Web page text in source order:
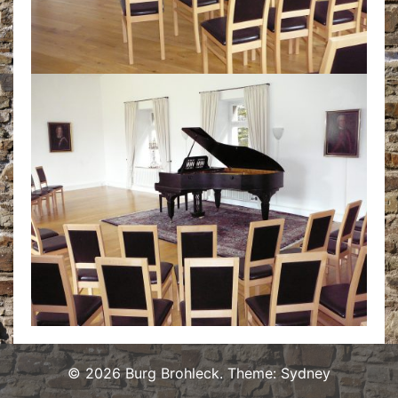
© 2026 Burg Brohleck. Theme:Sydney